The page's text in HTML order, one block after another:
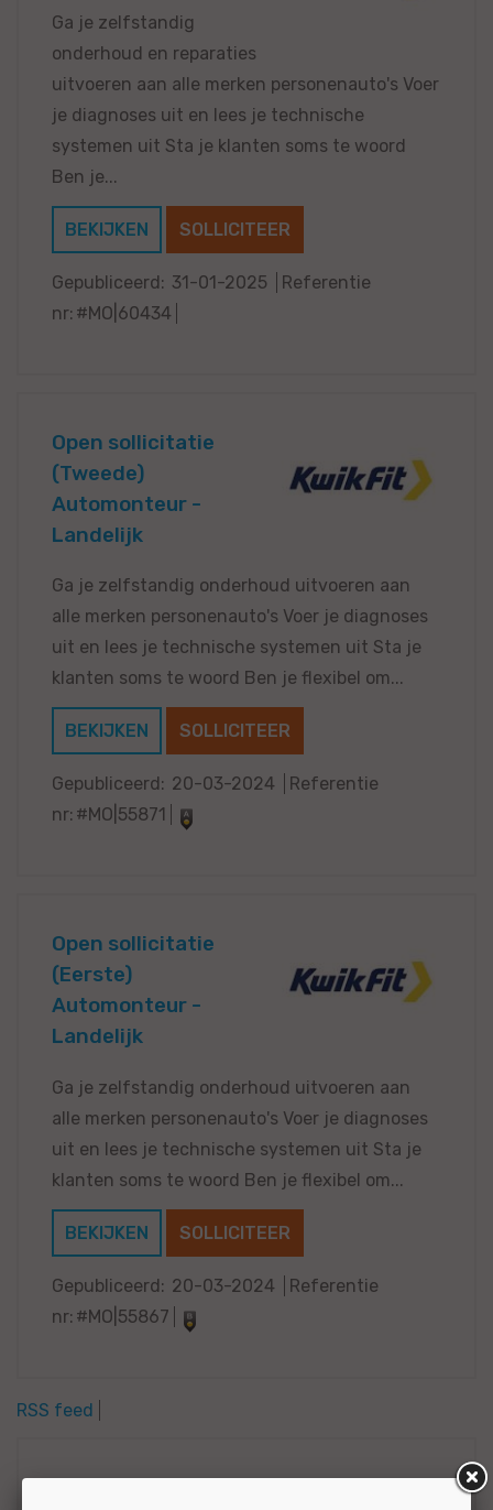
Ga je zelfstandig
onderhoud en reparaties
uitvoeren aan alle merken personenauto's Voer
je diagnoses uit en lees je technische
systemen uit Sta je klanten soms te woord
Ben je...
BEKIJKEN SOLLICITEER
Gepubliceerd: 31-01-2025
Referentie
nr: #MO|60434
Open sollicitatie
(Tweede)
Automonteur -
Landelijk
Ga je zelfstandig onderhoud uitvoeren aan
alle merken personenauto's Voer je diagnoses
uit en lees je technische systemen uit Sta je
klanten soms te woord Ben je flexibel om...
BEKIJKEN SOLLICITEER
Gepubliceerd: 20-03-2024
Referentie
nr: #MO|55871
Open sollicitatie
(Eerste)
Automonteur -
Landelijk
Ga je zelfstandig onderhoud uitvoeren aan
alle merken personenauto's Voer je diagnoses
uit en lees je technische systemen uit Sta je
klanten soms te woord Ben je flexibel om...
BEKIJKEN SOLLICITEER
Gepubliceerd: 20-03-2024
Referentie
nr: #MO|55867
RSS feed
Zoekcriteria